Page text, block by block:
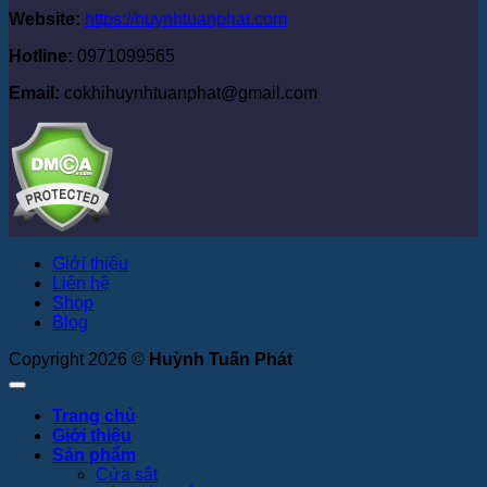
Website: https://huynhtuanphat.com
Hotline: 0971099565
Email: cokhihuynhtuanphat@gmail.com
Giới thiệu
Liên hệ
Shop
Blog
Copyright 2026 © Huỳnh Tuấn Phát
Trang chủ
Giới thiệu
Sản phẩm
Cửa sắt